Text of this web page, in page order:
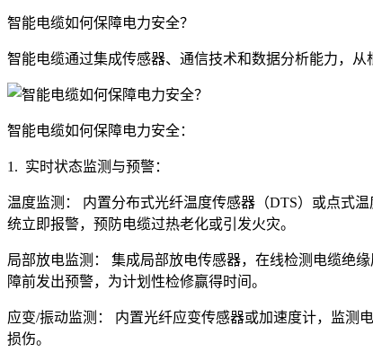
智能电缆如何保障电力安全？
智能电缆通过集成传感器、通信技术和数据分析能力，
智能电缆如何保障电力安全：
1. 实时状态监测与预警：
温度监测： 内置分布式光纤温度传感器（DTS）或点式
统立即报警，预防电缆过热老化或引发火灾。
局部放电监测： 集成局部放电传感器，在线检测电缆绝
障前发出预警，为计划性检修赢得时间。
应变/振动监测： 内置光纤应变传感器或加速度计，监测
损伤。